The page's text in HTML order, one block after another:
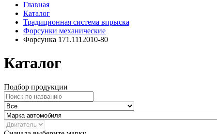
Главная
Каталог
Традиционная система впрыска
Форсунки механические
Форсунка 171.1112010-80
Каталог
Подбор продукции